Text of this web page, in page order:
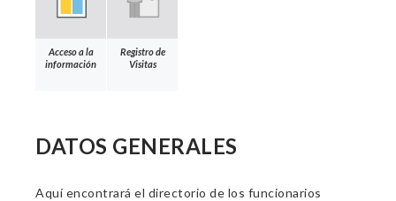
Acceso a la
información
Registro de
Visitas
DATOS GENERALES
Aquí encontrará el directorio de los funcionarios